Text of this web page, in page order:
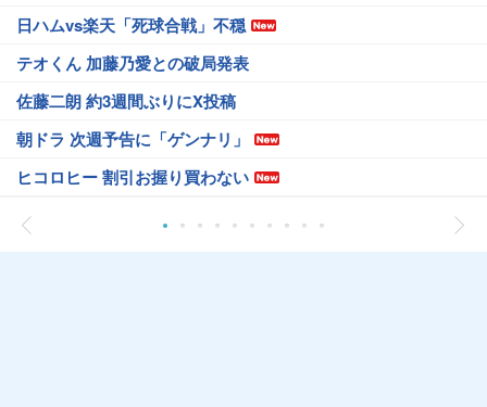
日ハムvs楽天「死球合戦」不穏
テオくん 加藤乃愛との破局発表
佐藤二朗 約3週間ぶりにX投稿
朝ドラ 次週予告に「ゲンナリ」
ヒコロヒー 割引お握り買わない